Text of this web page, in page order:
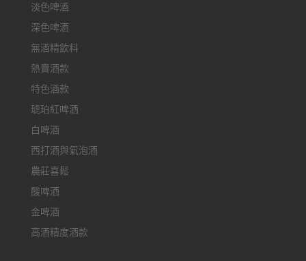
淡色啤酒
深色啤酒
無酒精飲料
熱賣酒款
特色酒款
琥珀紅啤酒
白啤酒
西打酒與氣泡酒
農莊喜鬆
酸啤酒
金啤酒
高酒精度酒款